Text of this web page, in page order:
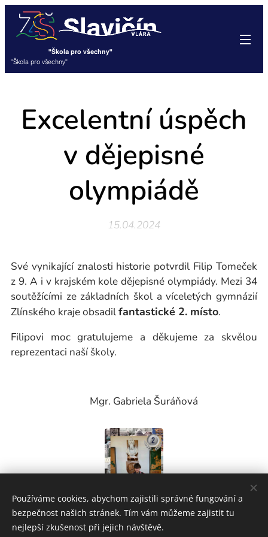
"Škola pro všechny"
"Škola pro všechny"
Excelentní úspěch
v dějepisné
olympiádě
15.04.2024
Své vynikající znalosti historie potvrdil Filip Tomeček
z 9. A i v krajském kole dějepisné olympiády. Mezi 34
soutěžícími ze základních škol a víceletých gymnázií
Zlínského kraje obsadilfantastické 2. místo.
Filipovi moc gratulujeme a děkujeme za skvělou
reprezentaci naší školy.
Mgr. Gabriela Šuráňová
Používáme cookies, abychom zajistili správné fungování a
bezpečnost našich stránek. Tím vám můžeme zajistit tu
nejlepší zkušenost při jejich návštěvě.